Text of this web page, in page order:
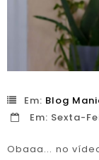
Em: Blog
Em: Sexta-
Obaaa... no